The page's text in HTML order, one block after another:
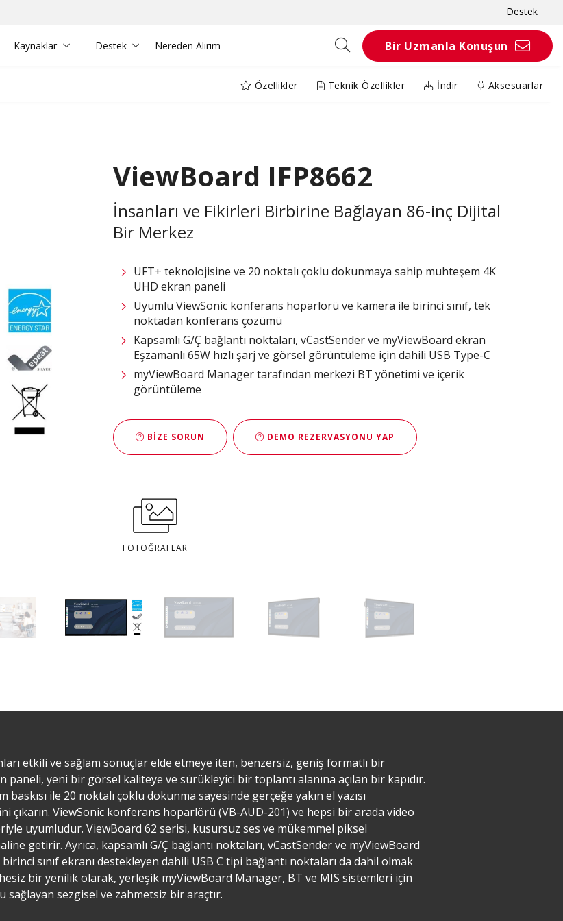
Destek
Kaynaklar Destek Nereden Alırım Bir Uzmanla Konuşun
Özellikler Teknik Özellikler İndir Aksesuarlar
ViewBoard IFP8662
İnsanları ve Fikirleri Birbirine Bağlayan 86-inç Dijital
Bir Merkez
UFT+ teknolojisine ve 20 noktalı çoklu dokunmaya sahip muhteşem 4K
UHD ekran paneli
Uyumlu ViewSonic konferans hoparlörü ve kamera ile birinci sınıf, tek
noktadan konferans çözümü
Kapsamlı G/Ç bağlantı noktaları, vCastSender ve myViewBoard ekran
Eşzamanlı 65W hızlı şarj ve görsel görüntüleme için dahili USB Type-C
myViewBoard Manager tarafından merkezi BT yönetimi ve içerik
görüntüleme
BIZE SORUN DEMO REZERVASYONU YAP
FOTOĞRAFLAR
etkili ve sağlam sonuçlar elde etmeye iten, benzersiz, geniş formatlı bir
yeni bir görsel kaliteye ve sürükleyici bir toplantı alanına açılan bir kapıdır.
ile 20 noktalı çoklu dokunma sayesinde gerçeğe yakın el yazısı
çıkarın.​ ViewSonic konferans hoparlörü (VB-AUD-201) ve hepsi bir arada video
uyumludur. ViewBoard 62 serisi, kusursuz ses ve mükemmel piksel
getirir. Ayrıca, kapsamlı G/Ç bağlantı noktaları, vCastSender ve myViewBoard
birinci sınıf ekranı destekleyen dahili USB C tipi bağlantı noktaları da dahil olmak
bir yenilik olarak, yerleşik myViewBoard Manager, BT ve MIS sistemleri için
sezgisel ve zahmetsiz bir araçtır.